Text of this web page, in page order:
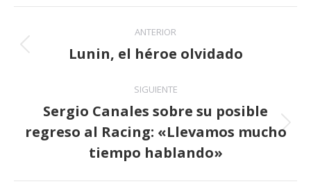
Navegación
entre
publicaciones
ANTERIOR
Publicación
Lunin, el héroe olvidado
SIGUIENTE
Publicación
siguiente:
Sergio Canales sobre su posible
regreso al Racing: «Llevamos mucho
tiempo hablando»